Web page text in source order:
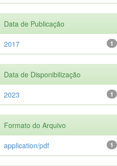
Data de Publicação
1
2017
Data de Disponibilização
1
2023
Formato do Arquivo
1
application/pdf